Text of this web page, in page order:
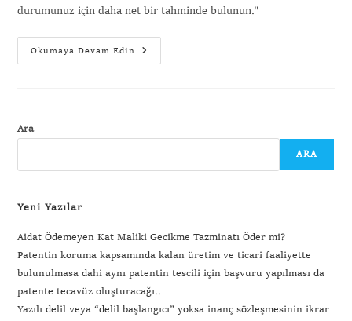
durumunuz için daha net bir tahminde bulunun."
Okumaya Devam Edin
Ara
ARA
Yeni Yazılar
Aidat Ödemeyen Kat Maliki Gecikme Tazminatı Öder mi?
Patentin koruma kapsamında kalan üretim ve ticari faaliyette
bulunulmasa dahi aynı patentin tescili için başvuru yapılması da
patente tecavüz oluşturacağı..
Yazılı delil veya “delil başlangıcı” yoksa inanç sözleşmesinin ikrar